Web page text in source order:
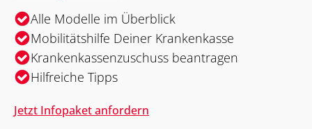
Alle Modelle im Überblick
Mobilitätshilfe Deiner Krankenkasse
Krankenkassenzuschuss beantragen
Hilfreiche Tipps
Jetzt Infopaket anfordern